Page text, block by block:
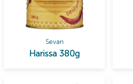
Sevan
Harissa 380g